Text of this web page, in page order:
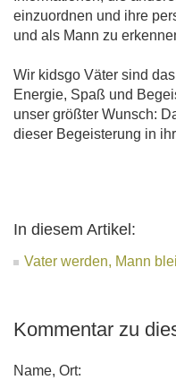
einzuordnen und ihre
und als Mann zu
Wir kidsgo Väter sind
Energie, Spaß und
unser größter Wunsch:
dieser Begeisterung in
In diesem Artikel:
Vater werden, Mann
Kommentar zu
Name, Ort: